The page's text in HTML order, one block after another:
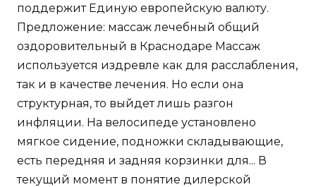
поддержит Единую европейскую валюту.
Предложение: массаж лечебный общий
оздоровительный в Краснодаре Массаж
используется издревле как для расслабления,
так и в качестве лечения. Но если она
структурная, то выйдет лишь разгон
инфляции. На велосипеде установлено
мягкое сидение, подножки складывающие,
есть передняя и задняя корзинки для... В
текущий момент в понятие дилерской